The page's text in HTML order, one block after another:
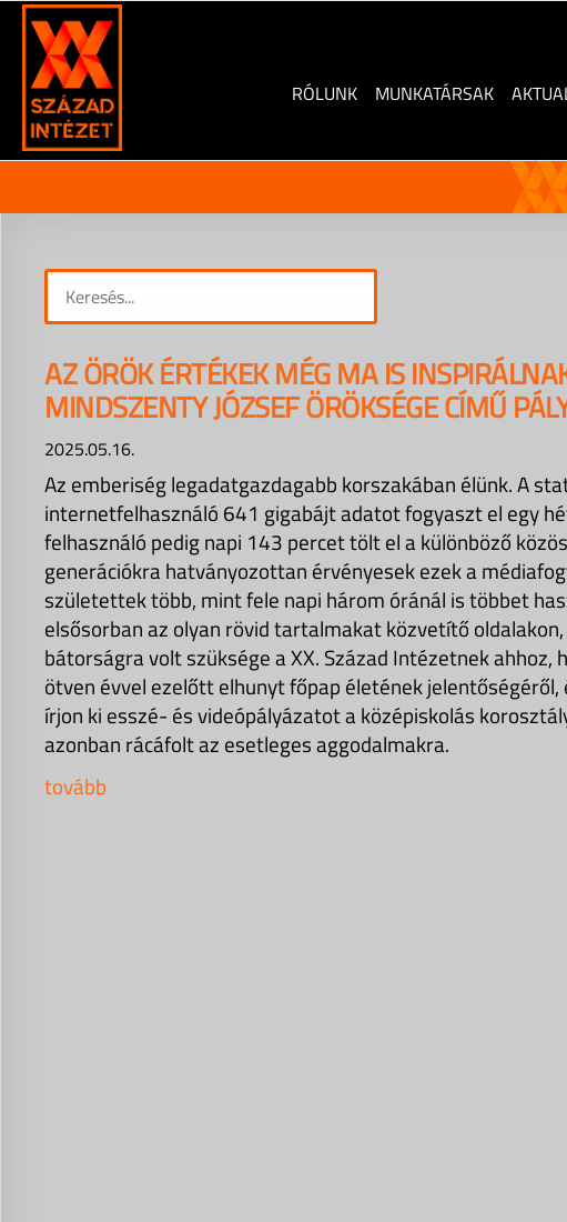
Skip
content
RÓLUNK
MUNKATÁRSAK
AZ ÖRÖK ÉRTÉKEK MÉG MA IS
MINDSZENTY JÓZSEF ÖRÖKSÉGE CÍMŰ
2025.05.16.
Az emberiség legadatgazdagabb korszakában élünk. A
internetfelhasználó 641 gigabájt adatot fogyaszt el egy
felhasználó pedig napi 143 percet tölt el a különböző
generációkra hatványozottan érvényesek ezek a
születettek több, mint fele napi három óránál is többet
elsősorban az olyan rövid tartalmakat közvetítő
bátorságra volt szüksége a XX. Század Intézetnek
ötven évvel ezelőtt elhunyt főpap életének
írjon ki esszé- és videópályázatot a középiskolás
azonban rácáfolt az esetleges aggodalmakra.
tovább